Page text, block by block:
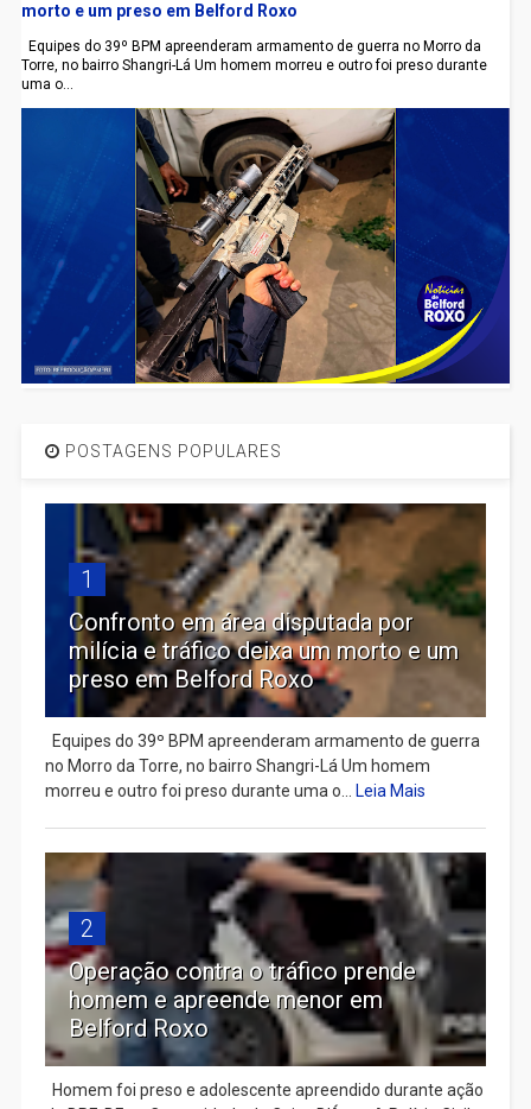
morto e um preso em Belford Roxo
Equipes do 39º BPM apreenderam armamento de guerra no Morro da
Torre, no bairro Shangri-Lá Um homem morreu e outro foi preso durante
uma o...
POSTAGENS POPULARES
1
Confronto em área disputada por
milícia e tráfico deixa um morto e um
preso em Belford Roxo
Equipes do 39º BPM apreenderam armamento de guerra
no Morro da Torre, no bairro Shangri-Lá Um homem
morreu e outro foi preso durante uma o... Leia Mais
2
Operação contra o tráfico prende
homem e apreende menor em
Belford Roxo
Homem foi preso e adolescente apreendido durante ação